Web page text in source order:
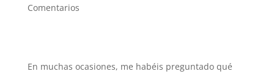
Comentarios
En muchas ocasiones, me habéis preguntado qué